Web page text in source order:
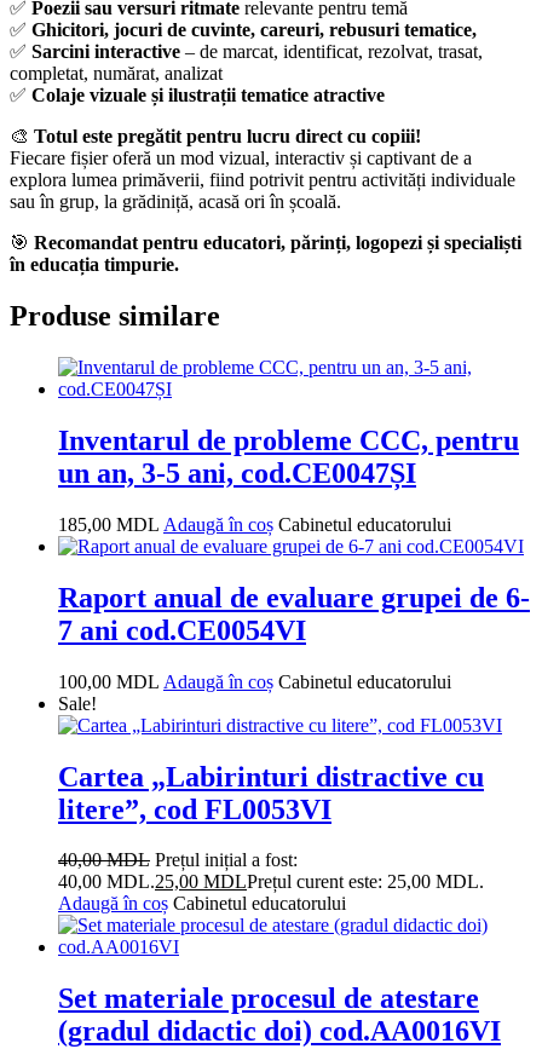
✅ Poezii sau versuri ritmate relevante pentru temă
✅ Ghicitori, jocuri de cuvinte, careuri, rebusuri tematice,
✅ Sarcini interactive – de marcat, identificat, rezolvat, trasat,
completat, numărat, analizat
✅ Colaje vizuale și ilustrații tematice atractive
🎨 Totul este pregătit pentru lucru direct cu copiii!
Fiecare fișier oferă un mod vizual, interactiv și captivant de a
explora lumea primăverii, fiind potrivit pentru activități individuale
sau în grup, la grădiniță, acasă ori în școală.
🎯 Recomandat pentru educatori, părinți, logopezi și specialiști
în educația timpurie.
Produse similare
Inventarul de probleme CCC, pentru
un an, 3-5 ani, cod.CE0047ȘI
185,00 MDL Adaugă în coș Cabinetul educatorului
Raport anual de evaluare grupei de 6-
7 ani cod.CE0054VI
100,00 MDL Adaugă în coș Cabinetul educatorului
Sale!
Cartea „Labirinturi distractive cu
litere”, cod FL0053VI
40,00MDL Prețul inițial a fost:
40,00 MDL.25,00 MDLPrețul curent este: 25,00 MDL.
Adaugă în coș Cabinetul educatorului
Set materiale procesul de atestare
(gradul didactic doi) cod.AA0016VI